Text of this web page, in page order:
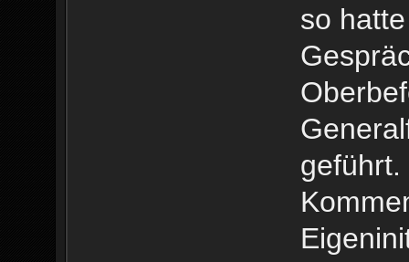
so
geführt.